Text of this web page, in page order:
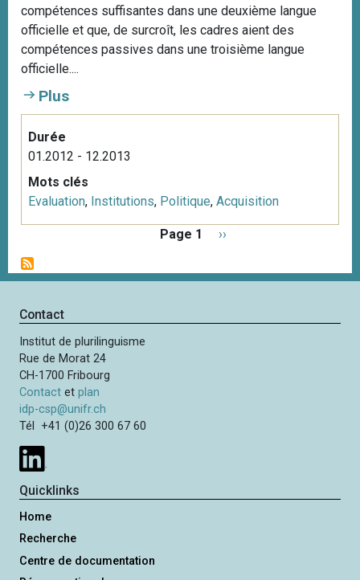
compétences suffisantes dans une deuxième langue
officielle et que, de surcroît, les cadres aient des
compétences passives dans une troisième langue
officielle....
Plus
Durée
01.2012 - 12.2013
Mots clés
Evaluation, Institutions, Politique, Acquisition
g
i
a
t
i
o
n
Page 1
P
g
››
Contact
Institut de plurilinguisme
Rue de Morat 24
CH-1700 Fribourg
Contact etplan
idp-csp@unifr.ch
Tél +41 (0)26 300 67 60
Quicklinks
Home
Recherche
Centre de documentation